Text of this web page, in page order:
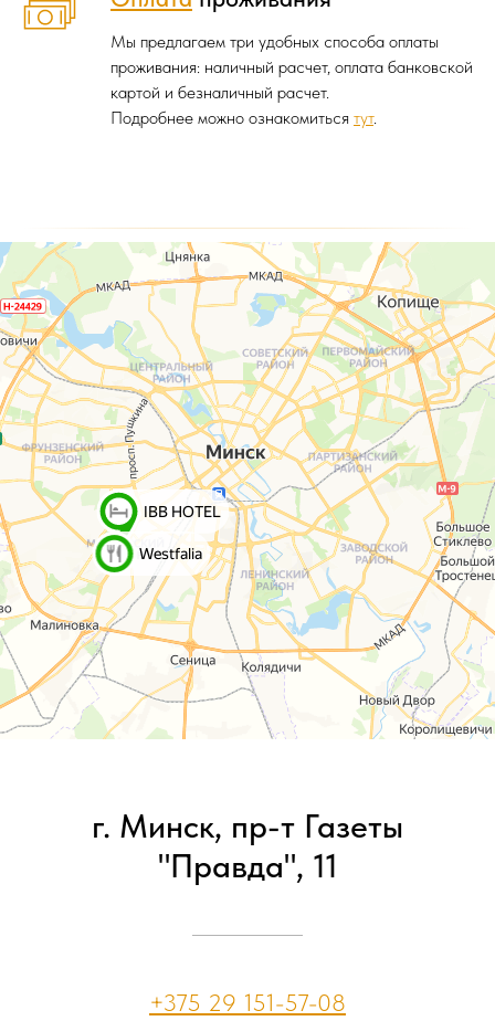
Мы предлагаем три удобных способа оплаты
проживания: наличный расчет, оплата банковской
картой и безналичный расчет.
Подробнее можно ознакомиться тут.
г. Минск, пр-т Газеты
"Правда", 11
+375 29 151-57-08